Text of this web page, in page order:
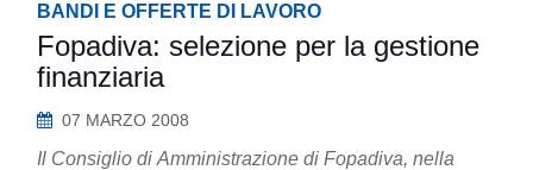
BANDI E OFFERTE DI LAVORO
Fopadiva: selezione per la gestione
finanziaria
07 MARZO 2008
Il Consiglio di Amministrazione di Fopadiva, nella